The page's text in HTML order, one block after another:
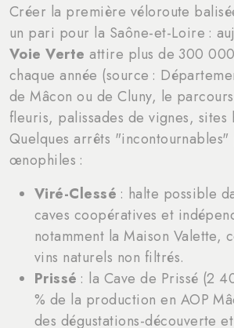
Créer la première véloroute
un pari pour la Saône-et-Loire :
Voie Verte attire plus de 300
chaque année (source :
de Mâcon ou de Cluny, le
fleuris, palissades de vignes, sites
Quelques arrêts "incontournables"
œnophiles :
Viré-Clessé : halte possible
caves coopératives et
notamment la Maison Valette,
vins naturels non filtrés.
Prissé : la Cave de Prissé (2
% de la production en AOP
des dégustations-découverte